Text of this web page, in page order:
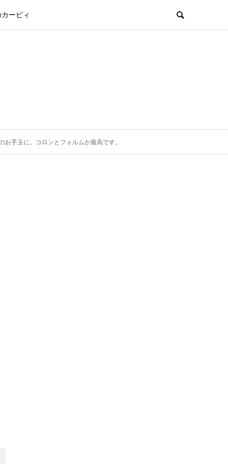
ービィ
手玉に。コロンとフォルムが最高です。